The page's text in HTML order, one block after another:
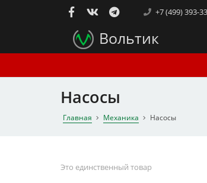
+7 (499) 393-
Вольтик
Насосы
Главная Механика Насосы
Это единственный товар